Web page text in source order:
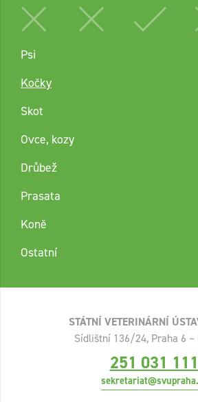
Psi
Kočky
Skot
Ovce, kozy
Drůbež
Prasata
Koně
Ostatní
STÁTNÍ VETERINÁRNÍ
Sídlištní 136/24, Praha 6 –
251 031 111